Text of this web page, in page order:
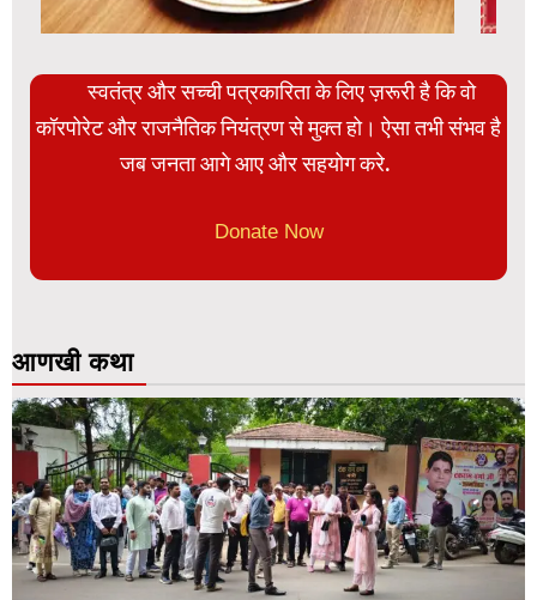
स्वतंत्र और सच्ची पत्रकारिता के लिए ज़रूरी है कि वो
कॉरपोरेट और राजनैतिक नियंत्रण से मुक्त हो। ऐसा तभी संभव है
जब जनता आगे आए और सहयोग करे.
Donate Now
आणखी कथा